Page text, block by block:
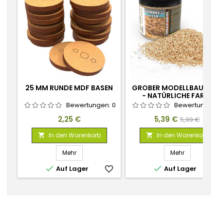
25 MM RUNDE MDF BASEN
Bewertungen: 0
Preis
2,25 €
 In den Warenkorb
Mehr
 Auf Lager favorite_border
GROBER
- NATÜRLICHE FARBE
200ML
Preis
5,39 € 5,99 €
 In den Warenkorb
Mehr
 Auf Lager